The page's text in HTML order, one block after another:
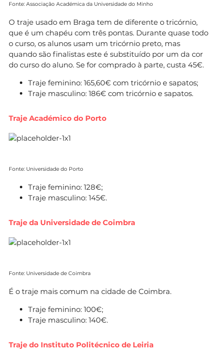
Fonte: Associação Académica da Universidade do Minho
O traje usado em Braga tem de diferente o tricórnio,
que é um chapéu com três pontas. Durante quase todo
o curso, os alunos usam um tricórnio preto, mas
quando são finalistas este é substituído por um da cor
do curso do aluno. Se for comprado à parte, custa 45€.
Traje feminino: 165,60€ com tricórnio e sapatos;
Traje masculino: 186€ com tricórnio e sapatos.
Traje Académico do Porto
Fonte: Universidade do Porto
Traje feminino: 128€;
Traje masculino: 145€.
Traje da Universidade de Coimbra
Fonte: Universidade de Coimbra
É o traje mais comum na cidade de Coimbra.
Traje feminino: 100€;
Traje masculino: 140€.
Traje do Instituto Politécnico de Leiria